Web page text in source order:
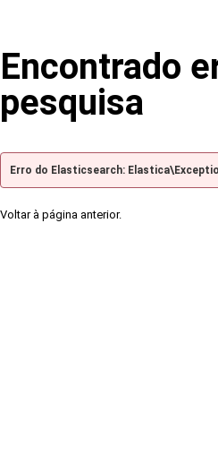
Encontrado
pesquisa
Erro do Elasticsearch:
Voltar à página anterior.